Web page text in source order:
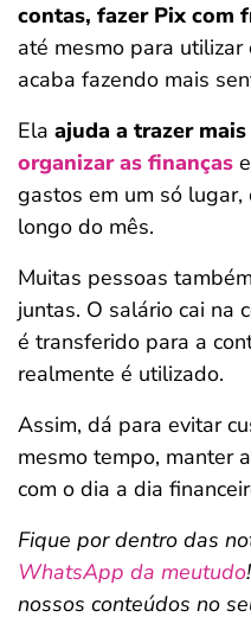
contas, fazer Pix com
até mesmo para utilizar
acaba fazendo mais
Ela ajuda a trazer
organizar as finanças
gastos em um só
longo do mês.
Muitas pessoas
juntas. O salário cai na
é transferido para a
realmente é utilizado.
Assim, dá para evitar
mesmo tempo, manter
com o dia a dia
Fique por dentro das
WhatsApp da meutudo
nossos conteúdos no